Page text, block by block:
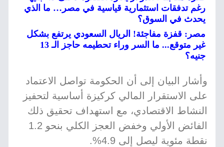
رغم تدفقات استثمارية قياسية في مصر… ما الذي
يحدث في السوق؟
مصر: قفزة مفاجئة! الريال السعودي يرتفع بشكل
غير متوقع... ما السر وراء تحطيمه حاجز الـ 13
جنيه؟
وأشار البيان إلى أن الحكومة تواصل الاعتماد
على الاستقرار المالي كركيزة أساسية لتحفيز
النشاط الاقتصادي، مع استهداف تحقيق ذلك
الفائض الأولي وخفض العجز الكلي بنحو 1.2
نقطة مئوية ليصل إلى 4.9%.